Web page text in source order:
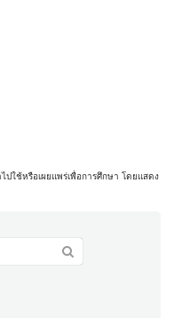
ใช้หรือเผยแพร่เพื่อการศึกษา โดยแสดง